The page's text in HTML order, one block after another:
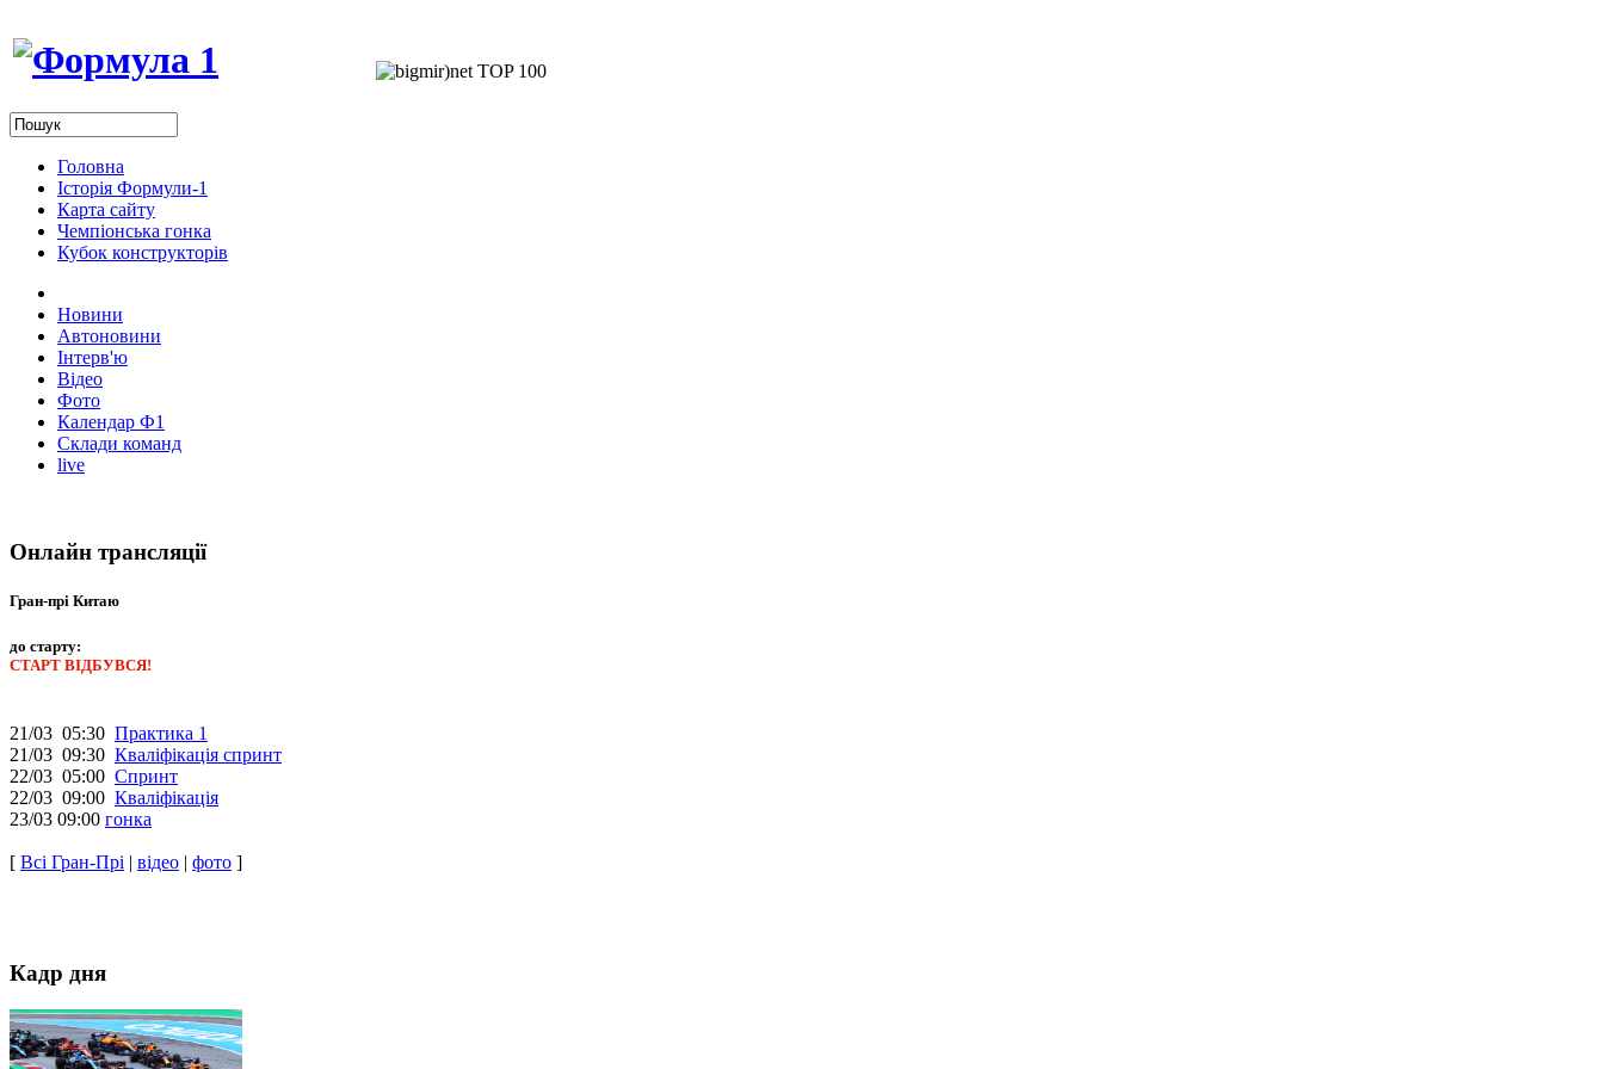
Головна
Історія Формули-1
Карта сайту
Чемпіонська гонка
Кубок конструкторів
Новини
Автоновини
Інтерв'ю
Відео
Фото
Календар Ф1
Склади команд
live
Онлайн трансляції
Гран-прі Китаю
до старту:
СТАРТ ВІДБУВСЯ!
21/03 05:30 Практика 1
21/03 09:30 Кваліфікація спринт
22/03 05:00 Спринт
22/03 09:00 Кваліфікація
23/03 09:00 гонка
[ Всі Гран-Прі | відео | фото ]
Кадр дня